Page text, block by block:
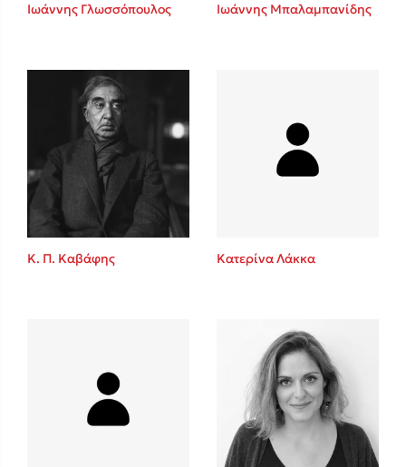
Ιωάννης Γλωσσόπουλος
Ένας γίγαντας στο σχολείο
Δανάη Δεληγεώργη
Ιωάννης Γλωσσόπουλος Ιωάννης Μπαλαμπανίδης
Κ. Π. Καβάφης Κατερίνα Λάκκα